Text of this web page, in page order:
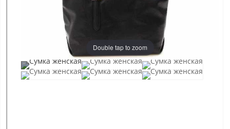
Double tap to zoom